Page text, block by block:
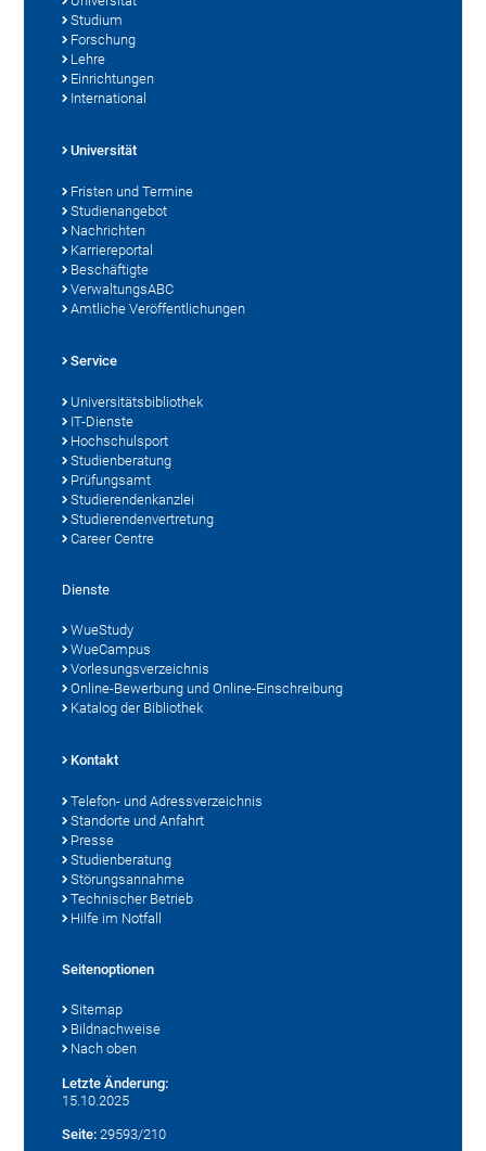
Studium
Forschung
Lehre
Einrichtungen
International
Universität
Fristen und Termine
Studienangebot
Nachrichten
Karriereportal
Beschäftigte
VerwaltungsABC
Amtliche Veröffentlichungen
Service
Universitätsbibliothek
IT-Dienste
Hochschulsport
Studienberatung
Prüfungsamt
Studierendenkanzlei
Studierendenvertretung
Career Centre
Dienste
WueStudy
WueCampus
Vorlesungsverzeichnis
Online-Bewerbung und Online-Einschreibung
Katalog der Bibliothek
Kontakt
Telefon- und Adressverzeichnis
Standorte und Anfahrt
Presse
Studienberatung
Störungsannahme
Technischer Betrieb
Hilfe im Notfall
Seitenoptionen
Sitemap
Bildnachweise
Nach oben
Letzte Änderung:
15.10.2025
Seite: 29593/210